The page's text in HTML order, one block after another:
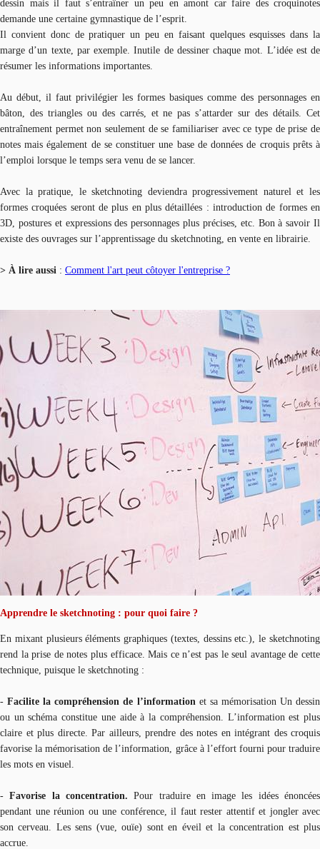
dessin mais il faut s’entraîner un peu en amont car faire des croquinotes
demande une certaine gymnastique de l’esprit.
Il convient donc de pratiquer un peu en faisant quelques esquisses dans la
marge d’un texte, par exemple. Inutile de dessiner chaque mot. L’idée est de
résumer les informations importantes.
Au début, il faut privilégier les formes basiques comme des personnages en
bâton, des triangles ou des carrés, et ne pas s’attarder sur des détails. Cet
entraînement permet non seulement de se familiariser avec ce type de prise de
notes mais également de se constituer une base de données de croquis prêts à
l’emploi lorsque le temps sera venu de se lancer.
Avec la pratique, le sketchnoting deviendra progressivement naturel et les
formes croquées seront de plus en plus détaillées : introduction de formes en
3D, postures et expressions des personnages plus précises, etc. Bon à savoir Il
existe des ouvrages sur l’apprentissage du sketchnoting, en vente en librairie.
> À lire aussi : Comment l'art peut côtoyer l'entreprise ?
Apprendre le sketchnoting : pour quoi faire ?
En mixant plusieurs éléments graphiques (textes, dessins etc.), le sketchnoting
rend la prise de notes plus efficace. Mais ce n’est pas le seul avantage de cette
technique, puisque le sketchnoting :
-Facilite la compréhension de l’information et sa mémorisation Un dessin
ou un schéma constitue une aide à la compréhension. L’information est plus
claire et plus directe. Par ailleurs, prendre des notes en intégrant des croquis
favorise la mémorisation de l’information, grâce à l’effort fourni pour traduire
les mots en visuel.
-Favorise la concentration. Pour traduire en image les idées énoncées
pendant une réunion ou une conférence, il faut rester attentif et jongler avec
son cerveau. Les sens (vue, ouïe) sont en éveil et la concentration est plus
accrue.